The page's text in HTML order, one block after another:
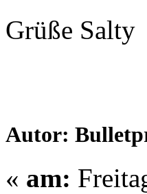
Grüße Salty
Autor:
« am: